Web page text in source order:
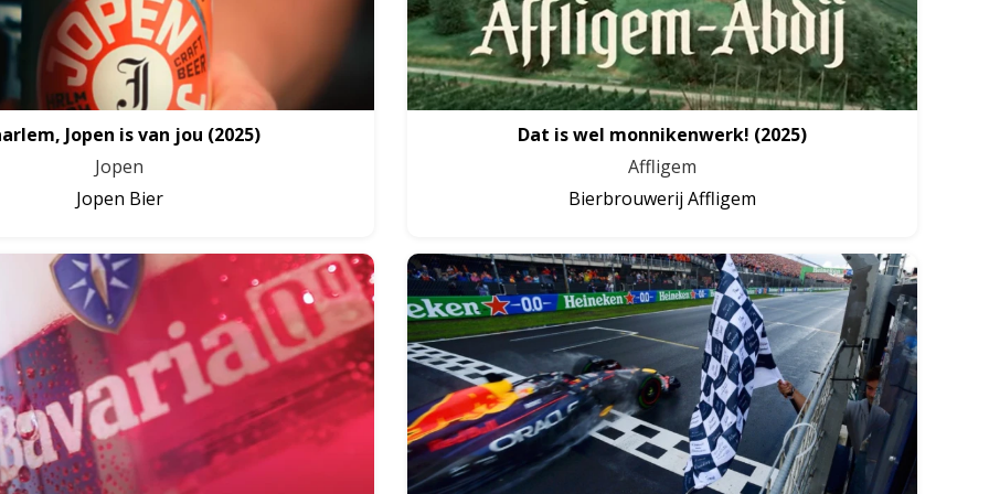
Jopen is van jou (2025)
Jopen
Jopen Bier
Dat is wel monnikenwerk! (2025)
Affligem
Bierbrouwerij Affligem